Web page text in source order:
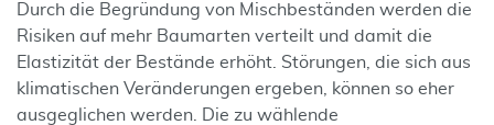
Durch die Begründung von Mischbeständen werden die
Risiken auf mehr Baumarten verteilt und damit die
Elastizität der Bestände erhöht. Störungen, die sich aus
klimatischen Veränderungen ergeben, können so eher
ausgeglichen werden. Die zu wählende